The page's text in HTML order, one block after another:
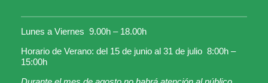
Lunes a Viernes 9.00h – 18.00h
Horario de Verano: del 15 de junio al 31 de julio 8:00h –
15:00h